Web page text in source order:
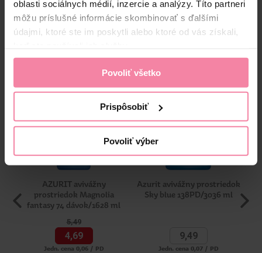
oblasti sociálnych médií, inzercie a analýzy. Títo partneri
môžu príslušné informácie skombinovať s ďalšími
údajmi, ktoré ste im poskytli alebo ktoré od vás získali,
Povoliť všetko
Prispôsobiť
Povoliť výber
Zloženie
High-contrast mode
Alternatívne produkty
IBA ONLINE
AZURIT avivážny
prostriedok Magnolia
fantasy 74 dávok/1628 ml
5,49
4,69
Jedn. cena 0,06 / PD
IBA ONLINE
Azurit avivážny prostriedok
Sky blue 138PD/3036 ml
9,49
Jedn. cena 0,07 / PD